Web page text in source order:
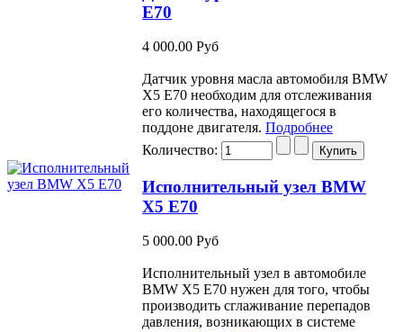
E70
4 000.00 Руб
Датчик уровня масла автомобиля BMW
Х5 Е70 необходим для отслеживания
его количества, находящегося в
поддоне двигателя. Подробнее
Количество:
Исполнительный узел BMW
X5 E70
5 000.00 Руб
Исполнительный узел в автомобиле
BMW Х5 Е70 нужен для того, чтобы
производить сглаживание перепадов
давления, возникающих в системе